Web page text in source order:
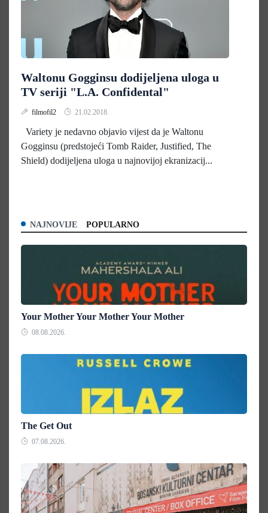
Waltonu Gogginsu dodijeljena uloga u
TV seriji "L.A. Confidental"
filmofil2 21.02.2018.
Variety je nedavno objavio vijest da je Waltonu
Gogginsu (predstojeći Tomb Raider, Justified, The
Shield) dodijeljena uloga u najnovijoj ekranizacij...
NAJNOVIJE POPULARNO
Your Mother Your Mother Your Mother
08.08.2026.
The Get Out
07.08.2026.